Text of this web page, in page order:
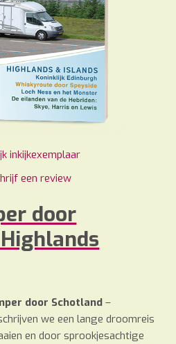
inkijkexemplaar
een review
door
door Schotland –
we een lange droomreis
en door sprookjesachtige